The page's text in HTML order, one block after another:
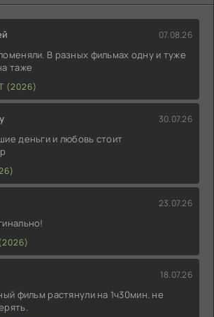
07.08.26
В разных фильмах одну и туже
таже
(2026)
30.07.26
деньги и любовь стоит
23.07.26
18.07.26
фильм растянули на 1ч30мин. не